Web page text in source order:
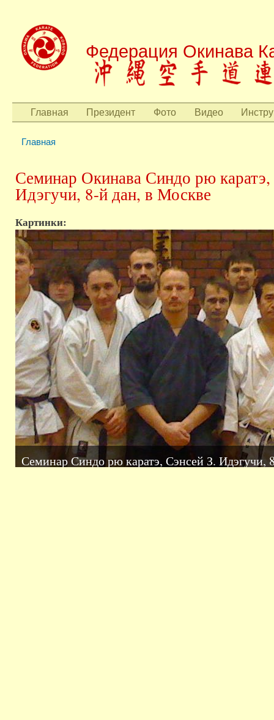
Федерация Окинава
Главное меню
Главная Президент Фото Видео
Главная
Семинар Окинава Синдо рю
Идэгучи, 8-й дан, в Москве
Картинки:
Семинар Синдо рю каратэ, Сэнсей З. Идэгучи,